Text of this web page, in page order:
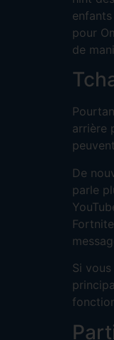
pour
de
arrière
De
parle
Si